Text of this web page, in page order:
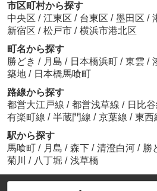
市区町村から探す
中央区 / 江東区 / 台東区 / 墨田区 /
新宿区 / 松戸市 / 横浜市港北区
町名から探す
勝どき / 月島 / 日本橋浜町 / 東雲 /
築地 / 日本橋馬喰町
路線から探す
都営大江戸線 / 都営浅草線 / 日比
有楽町線 / 半蔵門線 / 京葉線 / 東西
駅から探す
馬喰町
/ 月島 / 森下 / 清澄白河 / 勝
菊川 / 八丁堀 / 浅草橋